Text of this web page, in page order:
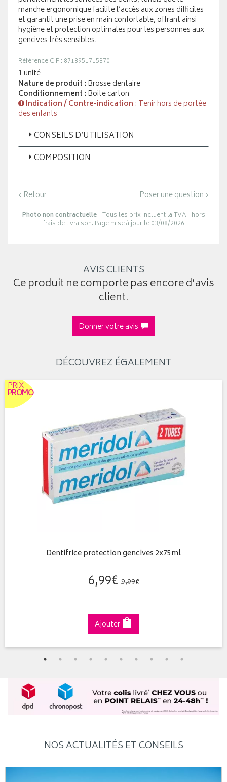
manche ergonomique facilite l’accès aux zones difficiles
et garantit une prise en main confortable, offrant ainsi
hygiène et protection optimales pour les personnes aux
gencives très sensibles.
Référence CIP : 8718951715370
1 unité
Nature de produit : Brosse dentaire
Conditionnement : Boite carton
Indication / Contre-indication : Tenir hors de portée
des enfants
CONSEILS D’UTILISATION
COMPOSITION
‹ Retour Poser une question ›
Photo non contractuelle- Tous les prix incluent la TVA - hors
frais de livraison. Page mise à jour le 03/08/2026
AVIS CLIENTS
Ce produit ne comporte pas encore d’avis
client.
Donner votre avis
DÉCOUVREZ ÉGALEMENT
PRIX
PROMO
Dentifrice protection gencives 2x75ml
6,99€ 9,99€
Ajouter
NOS ACTUALITÉS ET CONSEILS